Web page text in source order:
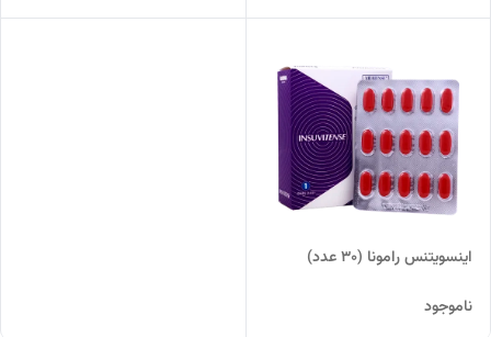
اینسویتنس رامونا (30 عدد)
ناموجود